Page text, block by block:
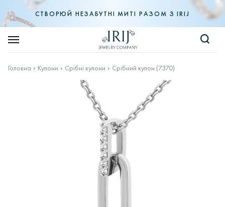
СТВОРЮЙ НЕЗАБУТНІ МИТІ РАЗОМ З IRIJ
Головна Кулони Срібні кулони Срібний кулон (7370)